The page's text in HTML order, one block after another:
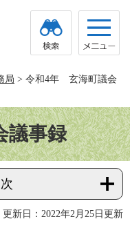
局 > 令和4年 玄海町議会
議事録
更新日：2022年2月25日更新